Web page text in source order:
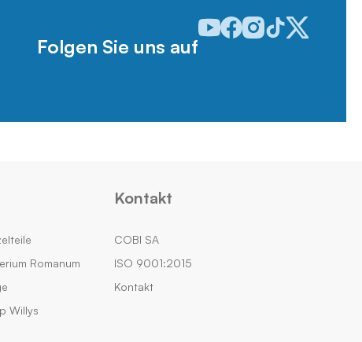
Folgen Sie uns auf
Odwiedź nasz profil w serwisie
Odwiedź nasz profil w
Odwiedź nasz profil w
Odwiedź nasz
Odwiedź
Romanum
Willys
Kontakt
COBI SA
ISO 9001:2015
Kontakt